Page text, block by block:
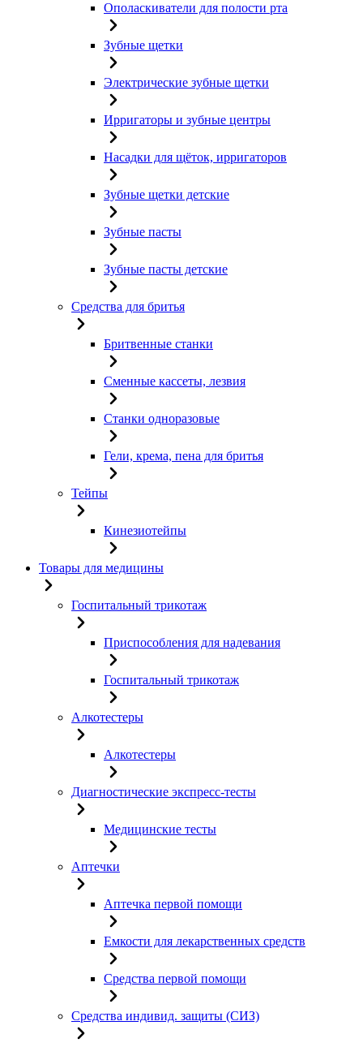
Ополаскиватели для полости рта
Зубные щетки
Электрические зубные щетки
Ирригаторы и зубные центры
Насадки для щёток, ирригаторов
Зубные щетки детские
Зубные пасты
Зубные пасты детские
Средства для бритья
Бритвенные станки
Сменные кассеты, лезвия
Станки одноразовые
Гели, крема, пена для бритья
Тейпы
Кинезиотейпы
Товары для медицины
Госпитальный трикотаж
Приспособления для надевания
Госпитальный трикотаж
Алкотестеры
Алкотестеры
Диагностические экспресс-тесты
Медицинские тесты
Аптечки
Аптечка первой помощи
Емкости для лекарственных средств
Средства первой помощи
Средства индивид. защиты (СИЗ)